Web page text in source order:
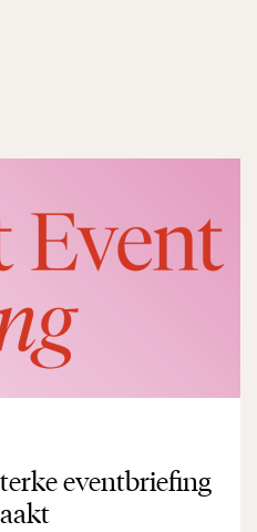
eventbriefing